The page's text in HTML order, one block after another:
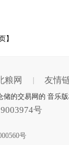
】
粮网 友情
储的交易网的 音乐
号
号